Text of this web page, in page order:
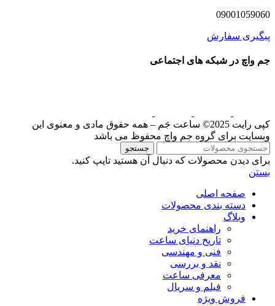
09001059060
پیگیری سفارش
جم واچ در شبکه های اجتماعی
کپی رایت 2025© ساعت جَم – همه حقوق مادی و معنوی این
وبسایت برای گروه جم واچ محفوظ می باشد
جستجو
برای دیدن محصولات که دنبال آن هستید تایپ کنید.
بستن
صفحه اصلی
دسته بندی محصولات
وبلاگ
راهنمای خرید
تاریخ دنیای ساعت
فنی و مهندسی
نقد و بررسی
معرفی ساعت
فیلم و سریال
فروش ویژه